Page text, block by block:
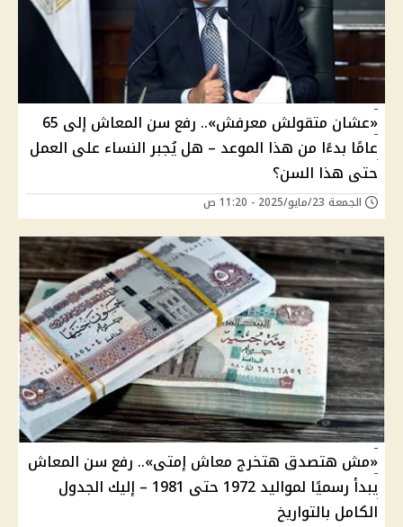
«عشان متقولش معرفش».. رفع سن المعاش إلى 65
عامًا بدءًا من هذا الموعد – هل يُجبر النساء على العمل
حتى هذا السن؟
الجمعة 23/مايو/2025 - 11:20 ص
«مش هتصدق هتخرج معاش إمتى».. رفع سن المعاش
يبدأ رسميًا لمواليد 1972 حتى 1981 – إليك الجدول
الكامل بالتواريخ